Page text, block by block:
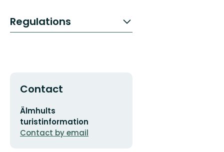
Regulations
Contact
Email
address
Älmhults
turistinformation
Contact by email